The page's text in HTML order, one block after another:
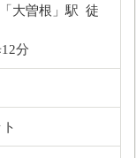
大曽根」駅 徒
分